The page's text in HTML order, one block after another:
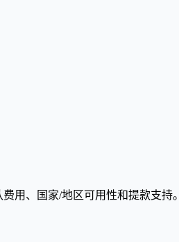
用、国家/地区可用性和提款支持。